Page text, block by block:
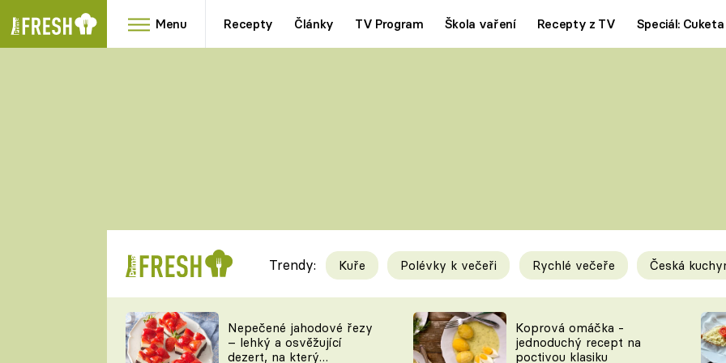
Menu Recepty Články TV Program Škola vaření Recepty z TV Speciál: Cuketa
RYCHLOVKY
Videorecepty
TEĎ VAŘÍ ŠÉF!
Tipy a triky
KAM ZA JÍDLEM
Trendy: Kuře Polévky k večeři Rychlé večeře Česká
Nepečené jahodové řezy
– lehký a osvěžující
dezert, na který
Koprová omáčka -
jednoduchý recept na
poctivou klasiku